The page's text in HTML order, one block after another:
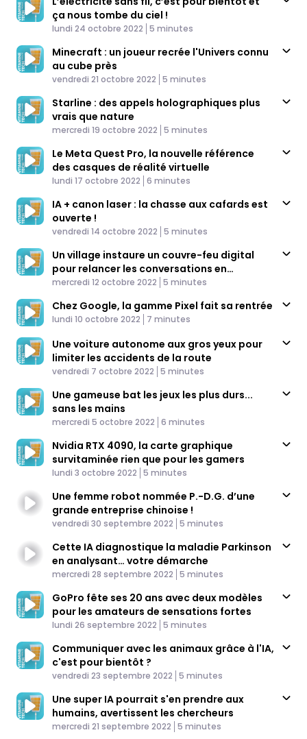
ça nous tombe du ciel !
Published At
lundi 24 octobre 2022 Time
5 minutes
Minecraft : un joueur recrée l'Univers connu
au cube près
Published At
vendredi 21 octobre 2022 Time
5 minutes
Starline : des appels holographiques plus
vrais que nature
Published At
mercredi 19 octobre 2022 Time
5 minutes
Le Meta Quest Pro, la nouvelle référence
des casques de réalité virtuelle
Published At
lundi 17 octobre 2022 Time
6 minutes
IA + canon laser : la chasse aux cafards est
ouverte !
Published At
vendredi 14 octobre 2022 Time
5 minutes
Un village instaure un couvre-feu digital
pour relancer les conversations en
personne
Published At
mercredi 12 octobre 2022 Time
5 minutes
Chez Google, la gamme Pixel fait sa rentrée
Published At
lundi 10 octobre 2022 Time
7 minutes
Une voiture autonome aux gros yeux pour
limiter les accidents de la route
Published At
vendredi 7 octobre 2022 Time
5 minutes
Une gameuse bat les jeux les plus durs...
sans les mains
Published At
mercredi 5 octobre 2022 Time
6 minutes
Nvidia RTX 4090, la carte graphique
survitaminée rien que pour les gamers
Published At
lundi 3 octobre 2022 Time
5 minutes
Une femme robot nommée P.-D.G. d’une
grande entreprise chinoise !
Published At
vendredi 30 septembre 2022 Time
5 minutes
Cette IA diagnostique la maladie Parkinson
en analysant… votre démarche
Published At
mercredi 28 septembre 2022 Time
5 minutes
GoPro fête ses 20 ans avec deux modèles
pour les amateurs de sensations fortes
Published At
lundi 26 septembre 2022 Time
5 minutes
Communiquer avec les animaux grâce à l'IA,
c'est pour bientôt ?
Published At
vendredi 23 septembre 2022 Time
5 minutes
Une super IA pourrait s'en prendre aux
humains, avertissent les chercheurs
Published At
mercredi 21 septembre 2022 Time
5 minutes